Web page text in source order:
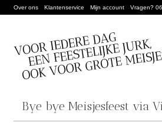
Over ons Klantenservice Mijn account Vragen?
Bye bye Meisjesfeest via